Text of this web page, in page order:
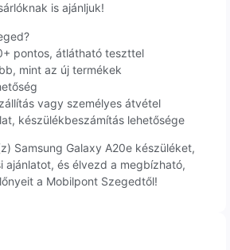
is ajánljuk!
pontos, átlátható teszttel
mint az új termékek
vagy személyes átvétel
készülékbeszámítás lehetősége
Samsung Galaxy A20e készüléket,
ajánlatot, és élvezd a megbízható,
a Mobilpont Szegedtől!